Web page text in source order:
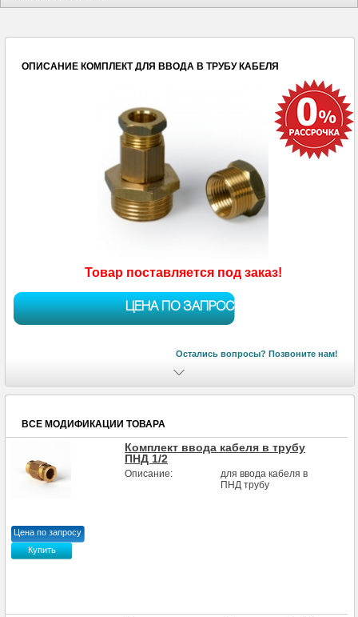
ОПИСАНИЕКОМПЛЕКТ ДЛЯ ВВОДА В ТРУБУ КАБЕЛЯ
Товар поставляется под заказ!
ЦЕНА ПО ЗАПРОСУ
Остались вопросы? Позвоните нам!
ВСЕ МОДИФИКАЦИИ ТОВАРА
Комплект ввода кабеля в трубу
ПНД 1/2
Описание:
для ввода кабеля в
ПНД трубу
Цена по запросу
Купить